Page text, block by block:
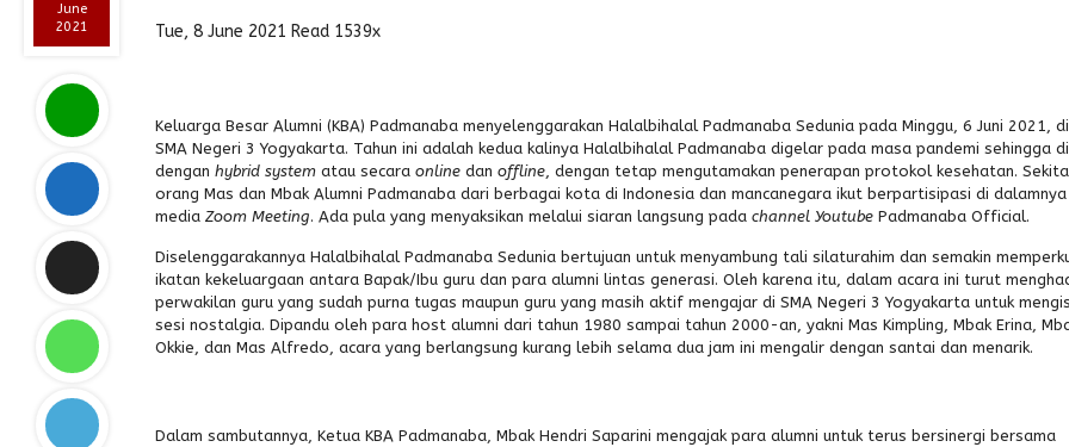
June
2021
Tue, 8 June 2021 Read 1539x
Keluarga Besar Alumni (KBA) Padmanaba menyelenggarakan Halalbihalal Padmanaba Sedunia pada Minggu, 6 Juni 2021,
SMA Negeri 3 Yogyakarta. Tahun ini adalah kedua kalinya Halalbihalal Padmanaba digelar pada masa pandemi sehingga
dengan hybrid system atau secara online dan offline, dengan tetap mengutamakan penerapan protokol kesehatan.
orang Mas dan Mbak Alumni Padmanaba dari berbagai kota di Indonesia dan mancanegara ikut berpartisipasi di
media Zoom Meeting. Ada pula yang menyaksikan melalui siaran langsung pada channel Youtube Padmanaba Official.
Diselenggarakannya Halalbihalal Padmanaba Sedunia bertujuan untuk menyambung tali silaturahim dan semakin
ikatan kekeluargaan antara Bapak/Ibu guru dan para alumni lintas generasi. Oleh karena itu, dalam acara ini turut
perwakilan guru yang sudah purna tugas maupun guru yang masih aktif mengajar di SMA Negeri 3 Yogyakarta untuk
sesi nostalgia. Dipandu oleh para host alumni dari tahun 1980 sampai tahun 2000-an, yakni Mas Kimpling, Mbak Erina,
Okkie, dan Mas Alfredo, acara yang berlangsung kurang lebih selama dua jam ini mengalir dengan santai dan menarik.
Dalam sambutannya, Ketua KBA Padmanaba, Mbak Hendri Saparini mengajak para alumni untuk terus bersinergi bersama